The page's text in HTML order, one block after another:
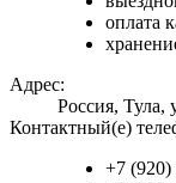
оплата
Адрес:
Россия, Тула,
Контактный(е)
+7 (920)